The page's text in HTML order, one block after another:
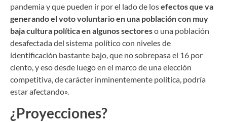
pandemia y que pueden ir por el lado de losefectos que va
generando el voto voluntario en una población con muy
baja cultura política en algunos sectoreso una población
desafectada del sistema político con niveles de
identificación bastante bajo, que no sobrepasa el 16 por
ciento, y eso desde luego en el marco de una elección
competitiva, de carácter inminentemente política, podría
estar afectando».
¿Proyecciones?